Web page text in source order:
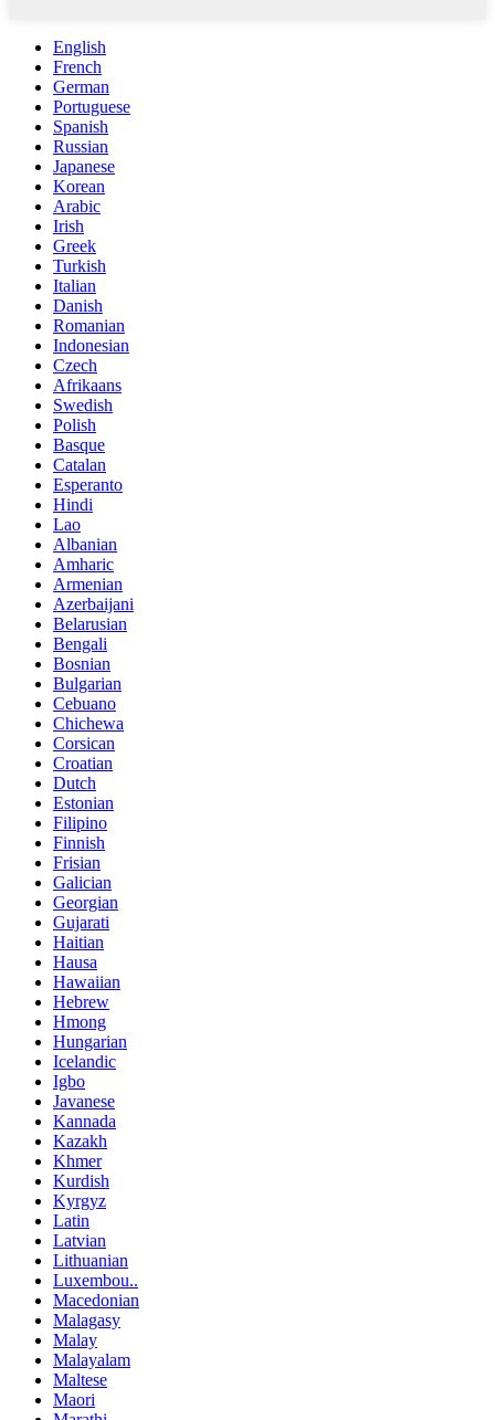
English
French
German
Portuguese
Spanish
Russian
Japanese
Korean
Arabic
Irish
Greek
Turkish
Italian
Danish
Romanian
Indonesian
Czech
Afrikaans
Swedish
Polish
Basque
Catalan
Esperanto
Hindi
Lao
Albanian
Amharic
Armenian
Azerbaijani
Belarusian
Bengali
Bosnian
Bulgarian
Cebuano
Chichewa
Corsican
Croatian
Dutch
Estonian
Filipino
Finnish
Frisian
Galician
Georgian
Gujarati
Haitian
Hausa
Hawaiian
Hebrew
Hmong
Hungarian
Icelandic
Igbo
Javanese
Kannada
Kazakh
Khmer
Kurdish
Kyrgyz
Latin
Latvian
Lithuanian
Luxembou..
Macedonian
Malagasy
Malay
Malayalam
Maltese
Maori